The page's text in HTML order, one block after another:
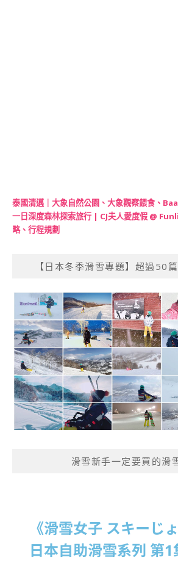
泰國清邁｜大象自然公園、大象觀察餵食、
一日深度森林探索旅行 | CJ夫人愛度假 @
略、行程規劃
【日本冬季滑雪專題】超過50
滑雪新手一定要買的滑